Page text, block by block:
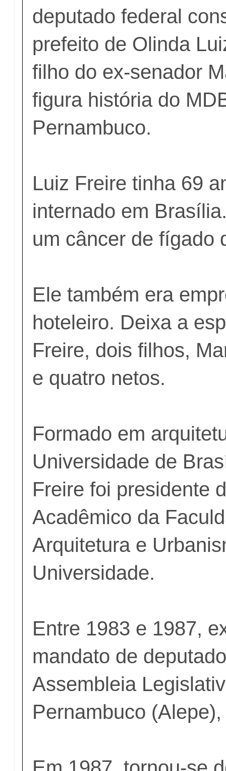
deputado federal
prefeito de Olinda
filho do ex-senador
figura história do
Pernambuco.
Luiz Freire tinha 69
internado em
um câncer de fígado
Ele também era
hoteleiro. Deixa a
Freire, dois filhos,
e quatro netos.
Formado em
Universidade de
Freire foi presidente
Acadêmico da
Arquitetura e
Universidade.
Entre 1983 e 1987,
mandato de
Assembleia
Pernambuco